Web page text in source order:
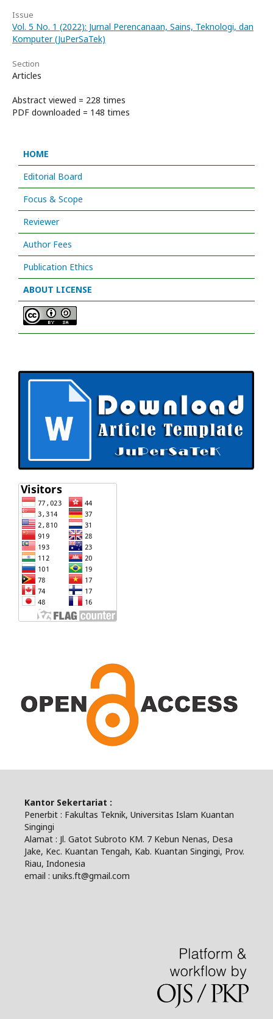
Issue
Vol. 5 No. 1 (2022): Jurnal Perencanaan, Sains, Teknologi, dan
Komputer (JuPerSaTek)
Section
Articles
Abstract viewed = 228 times
PDF downloaded = 148 times
HOME
Editorial Board
Focus & Scope
Reviewer
Author Fees
Publication Ethics
ABOUT LICENSE
Kantor Sekertariat :
Penerbit : Fakultas Teknik, Universitas Islam Kuantan
Singingi
Alamat : Jl. Gatot Subroto KM. 7 Kebun Nenas, Desa
Jake, Kec. Kuantan Tengah, Kab. Kuantan Singingi, Prov.
Riau, Indonesia
email : uniks.ft@gmail.com